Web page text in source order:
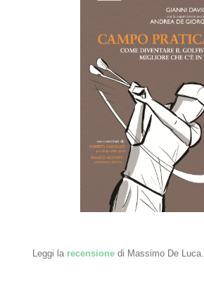
Leggi la recensione di Massimo De Luca.